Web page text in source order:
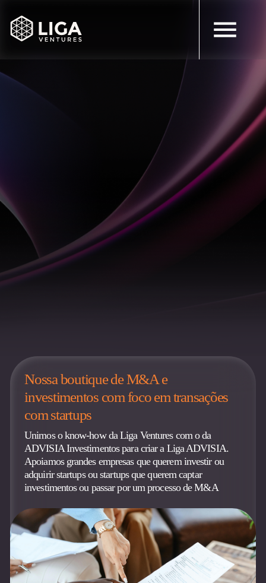
Nossa boutique de M&A e
investimentos com foco em transações
com startups
Unimos o know-how da Liga Ventures com o da
ADVISIA Investimentos para criar a Liga ADVISIA.
Apoiamos grandes empresas que querem investir ou
adquirir startups ou startups que querem captar
investimentos ou passar por um processo de M&A